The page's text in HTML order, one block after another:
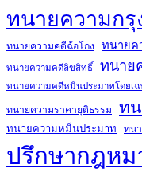
ทนายความกรุ
ทนายความคดีฉ้อโกง ทนายค
ทนายความคดีลิขสิทธิ์ ทนาย
ทนายความคดีหมิ่นประมาทโดยเฉ
ทนายความราคายุติธรรม ท
ทนายความหมิ่นประมาท ทน
ปรึกษากฎหม